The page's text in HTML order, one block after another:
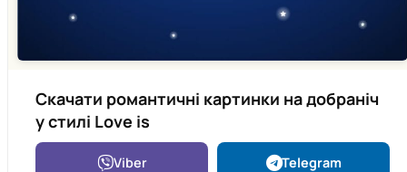
Скачати романтичні картинки на добраніч
у стилі Love is
Viber Telegram